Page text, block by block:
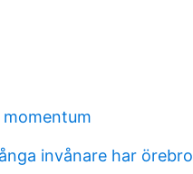
momentum
invånare har örebro